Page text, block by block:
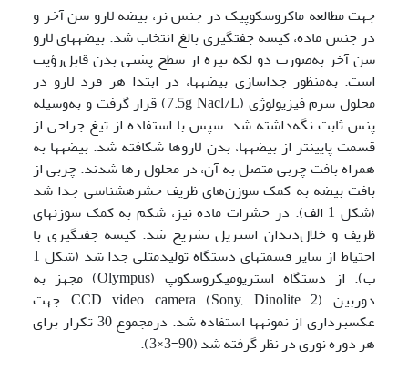
جهت مطالعه ماکروسکوپیک در جنس نر، بیضه لارو سن آخر و
در جنس ماده، کیسه جفت­گیری بالغ انتخاب شد. بیضه­های لارو
سن آخر به‌صورت دو لکه تیره از سطح پشتی بدن قابل‌رؤیت
است. به‌منظور جداسازی بیضه­ها، در ابتدا هر فرد لارو در
محلول سرم فیزیولوژی (7.5g Nacl/L) قرار گرفت و به‌وسیله
پنس ثابت نگه‌داشته شد. سپس با استفاده از تیغ جراحی از
قسمت پایین­تر از بیضه­ها، بدن لاروها شکافته شد. بیضه­ها به
همراه بافت چربی متصل به آن، در محلول رها شدند. چربی از
بافت بیضه به کمک سوزن‌های ظریف حشره­شناسی جدا شد
(شکل 1 الف). در حشرات ماده نیز، شکم به کمک سوزن­های
ظریف و خلال‌دندان استریل تشریح شد. کیسه جفت­گیری با
احتیاط از سایر قسمت­های دستگاه تولیدمثلی جدا شد (شکل 1
ب). از دستگاه استریومیکروسکوپ (Olympus) مجهز به
دوربین (Sony, Dinolite 2) CCD video camera جهت
عکسبرداری از نمونه­ها استفاده شد. درمجموع 30 تکرار برای
هر دوره نوری در نظر گرفته شد (90=3×3).